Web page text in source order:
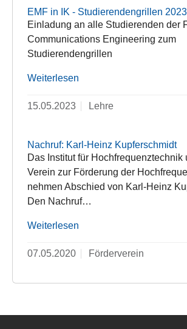
EMF in IK - Studierendengrillen 2023
Einladung an alle Studierenden der
Communications Engineering zum
Studierendengrillen
Weiterlesen
15.05.2023 Lehre
Nachruf: Karl-Heinz Kupferschmidt
Das Institut für Hochfrequenztechnik
Verein zur Förderung der
nehmen Abschied von Karl-Heinz
Den Nachruf…
Weiterlesen
07.05.2020 Förderverein